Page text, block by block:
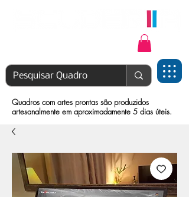
Quadros com artes prontas são produzidos
artesanalmente em aproximadamente 5 dias úteis.